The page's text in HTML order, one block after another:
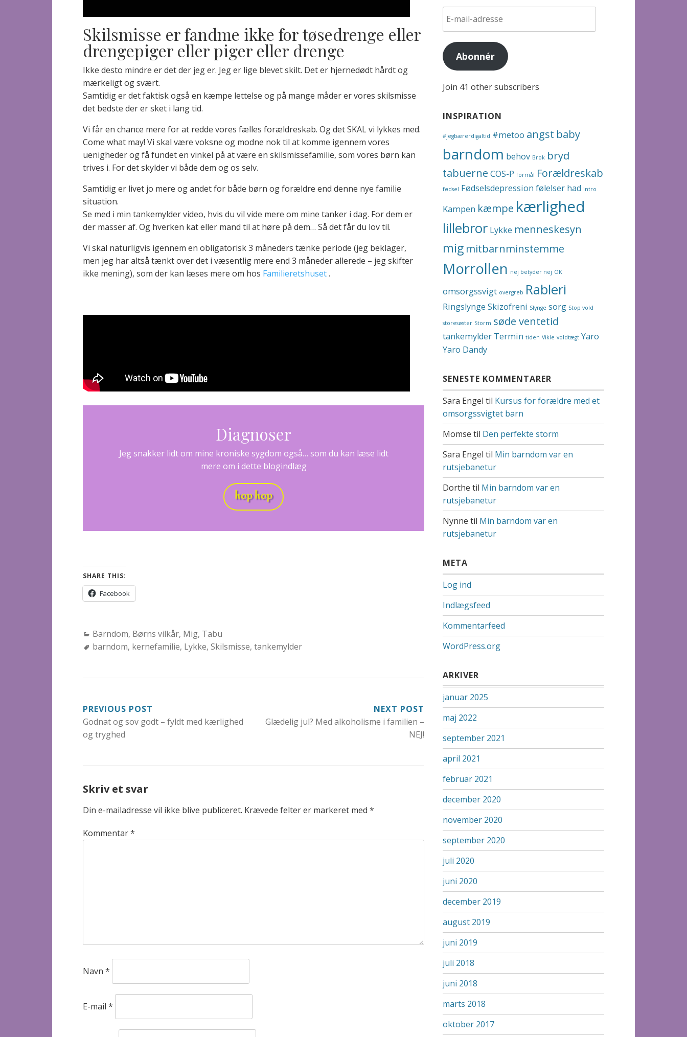
Skilsmisse er fandme ikke for tøsedrenge eller
drengepiger eller piger eller drenge
Ikke desto mindre er det der jeg er. Jeg er lige blevet skilt. Det er hjernedødt hårdt og
mærkeligt og svært.
Samtidig er det faktisk også en kæmpe lettelse og på mange måder er vores skilsmisse
det bedste der er sket i lang tid.
Vi får en chance mere for at redde vores fælles forældreskab. Og det SKAL vi lykkes med.
Come what may! Vi skal være voksne og modne nok til at komme igennem vores
uenigheder og få fundet en vinkel på at være en skilsmissefamilie, som vores børn kan
trives i. For det skylder vi både dem og os selv.
Samtidig er livet jo mere og andet for både børn og forældre end denne nye familie
situation.
Se med i min tankemylder video, hvis du vil vide mere om mine tanker i dag. For dem er
der masser af. Og hverken kat eller mand til at høre på dem… Så det får du lov til.
Vi skal naturligvis igennem en obligatorisk 3 måneders tænke periode (jeg beklager,
men jeg har altså tænkt over det i væsentlig mere end 3 måneder allerede – jeg skifter
ikke mening), som der kan læses mere om hos Familieretshuset.
Diagnoser
Jeg snakker lidt om mine kroniske sygdom også… som du kan læse lidt
mere om i dette blogindlæg
hop hop
SHARE THIS:
Facebook
Categories:
Barndom, Børns vilkår, Mig, Tabu
Tags:
barndom, kernefamilie, Lykke, Skilsmisse, tankemylder
INDLÆGSNAVIGATION
PREVIOUS POST
Godnat og sov godt – fyldt med kærlighed
og tryghed
NEXT POST
Glædelig jul? Med alkoholisme i familien –
NEJ!
Skriv et svar
Din e-mailadresse vil ikke blive publiceret. Krævede felter er markeret med *
Kommentar*
Navn *
E-mail *
mail-
Abonnér
Join 41 other subscribers
INSPIRATION
#jegbærerdigaltid #metoo angst baby
barndom behov Brok bryd
tabuerne COS-P formål Forældreskab
fødsel Fødselsdepression følelser had intro
Kampen kæmpe kærlighed
lillebror Lykke menneskesyn
mig mitbarnminstemme
Morrollen nej betyder nej OK
omsorgssvigt overgreb Rableri
Ringslynge Skizofreni Slynge sorg Stop vold
storesøster Storm søde ventetid
tankemylder Termin tiden Vikle voldtægt Yaro
Yaro Dandy
SENESTE KOMMENTARER
Sara Engel til Kursus for forældre med et
omsorgssvigtet barn
Momse til Den perfekte storm
Sara Engel til Min barndom var en
rutsjebanetur
Dorthe til Min barndom var en
rutsjebanetur
Nynne til Min barndom var en
rutsjebanetur
META
Log ind
Indlægsfeed
Kommentarfeed
WordPress.org
ARKIVER
januar 2025
maj 2022
september 2021
april 2021
februar 2021
december 2020
november 2020
september 2020
juli 2020
juni 2020
december 2019
august 2019
juni 2019
juli 2018
juni 2018
marts 2018
oktober 2017